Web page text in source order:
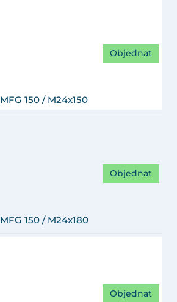
MFG 150 / M24x150
Objednat
MFG 150 / M24x180
Objednat
Objednat